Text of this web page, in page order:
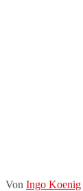
Von Ingo Koenig